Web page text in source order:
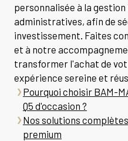
personnalisée à la
administratives, afin de
investissement. Faites
et à notre
transformer l'achat de
expérience sereine et
Pourquoi choisir BAM-
Q5 d'occasion ?
Nos solutions
premium